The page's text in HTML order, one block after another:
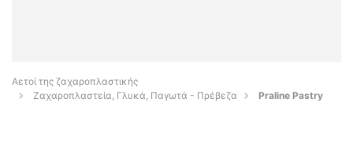
Αετοί της ζαχαροπλαστικής
Ζαχαροπλαστεία, Γλυκά, Παγωτά - Πρέβεζα
Praline Pastry